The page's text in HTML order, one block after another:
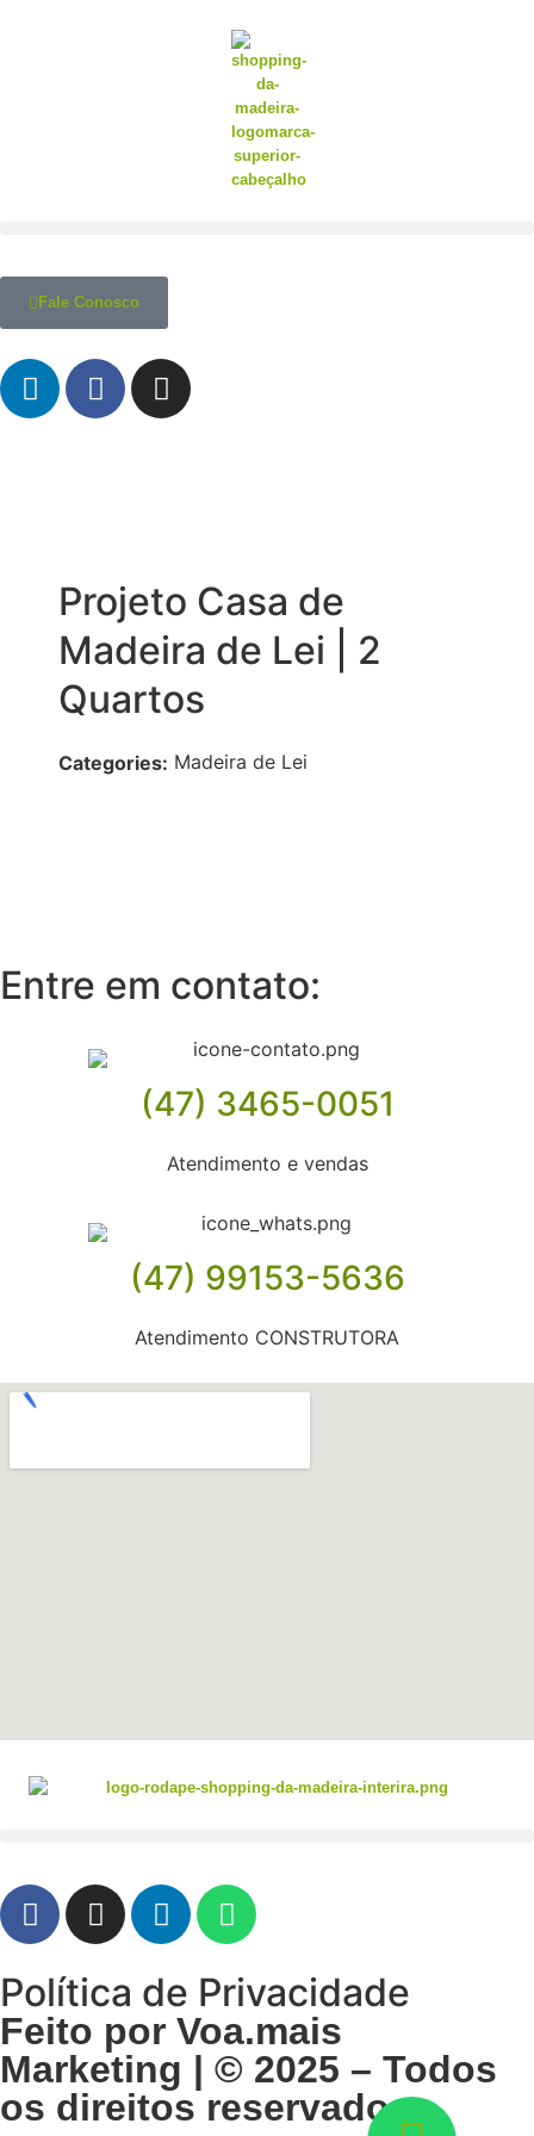
Fale Conosco
Projeto Casa de
Madeira de Lei | 2
Quartos
Categories: Madeira de Lei
Entre em contato:
(47) 3465-0051
Atendimento e vendas
(47) 99153-5636
Atendimento CONSTRUTORA
Política de Privacidade
Feito por Voa.mais
Marketing | © 2025 – Todos
os direitos reservados.